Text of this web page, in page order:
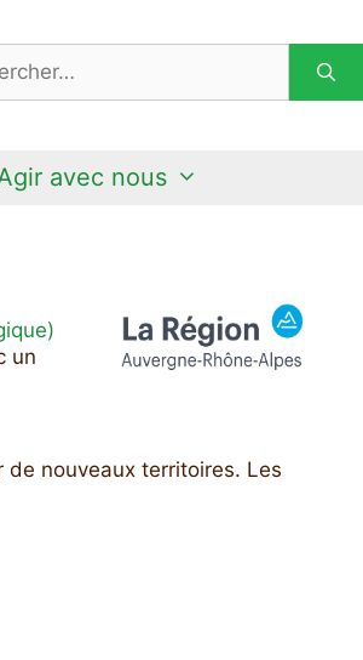
avec nous
un
de nouveaux territoires. Les